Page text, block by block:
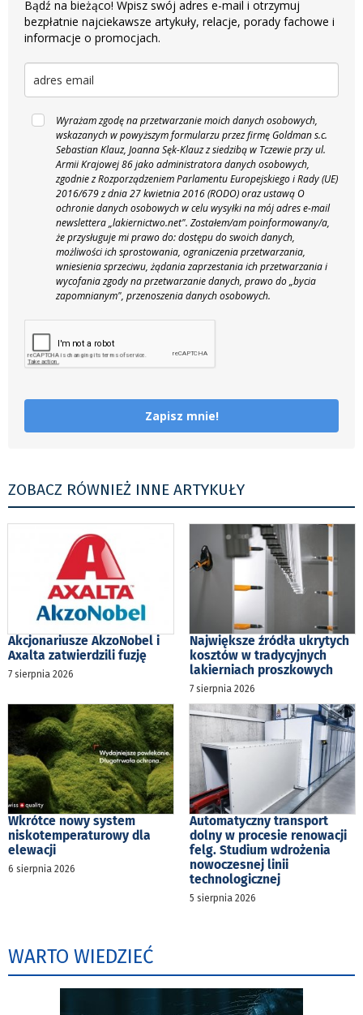
Bądź na bieżąco! Wpisz swój adres e-mail i otrzymuj
bezpłatnie najciekawsze artykuły, relacje, porady fachowe i
informacje o promocjach.
Wyrażam zgodę na przetwarzanie moich danych osobowych,
wskazanych w powyższym formularzu przez firmę Goldman s.c.
Sebastian Klauz, Joanna Sęk-Klauz z siedzibą w Tczewie przy ul.
Armii Krajowej 86 jako administratora danych osobowych,
zgodnie z Rozporządzeniem Parlamentu Europejskiego i Rady (UE)
2016/679 z dnia 27 kwietnia 2016 (RODO) oraz ustawą O
ochronie danych osobowych w celu wysyłki na mój adres e-mail
newslettera „lakiernictwo.net". Zostałem/am poinformowany/a,
że przysługuje mi prawo do: dostępu do swoich danych,
możliwości ich sprostowania, ograniczenia przetwarzania,
wniesienia sprzeciwu, żądania zaprzestania ich przetwarzania i
wycofania zgody na przetwarzanie danych, prawo do „bycia
zapomnianym", przenoszenia danych osobowych.
Zapisz mnie!
ZOBACZ RÓWNIEŻ INNE ARTYKUŁY
Akcjonariusze AkzoNobel i
Axalta zatwierdzili fuzję
7 sierpnia 2026
Największe źródła ukrytych
kosztów w tradycyjnych
lakierniach proszkowych
7 sierpnia 2026
Wkrótce nowy system
niskotemperaturowy dla
elewacji
6 sierpnia 2026
Automatyczny transport
dolny w procesie renowacji
felg. Studium wdrożenia
nowoczesnej linii
technologicznej
5 sierpnia 2026
WARTO WIEDZIEĆ